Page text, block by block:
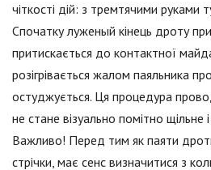
чіткості дій: з тремтячими руками
Спочатку луженый кінець дроту
притискається до контактної
розігрівається жалом паяльника
остуджується. Ця процедура
не стане візуально помітно щільне
Важливо! Перед тим як паяти
стрічки, має сенс визначитися з